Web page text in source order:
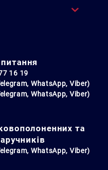
16 19
WhatsApp, Viber)
WhatsApp, Viber)
та
WhatsApp, Viber)